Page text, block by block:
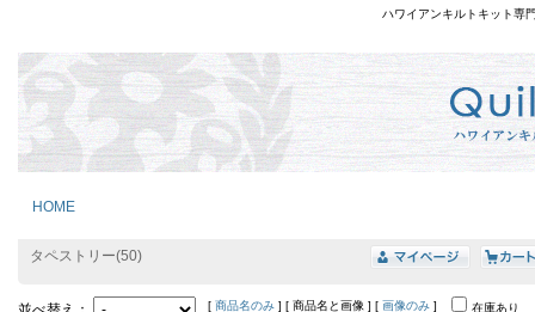
ハワイアンキルトキット専
HOME
タペストリー(50)
[ 商品名のみ ] [ 商品名と画像 ] [ 画像のみ ] 在庫あり